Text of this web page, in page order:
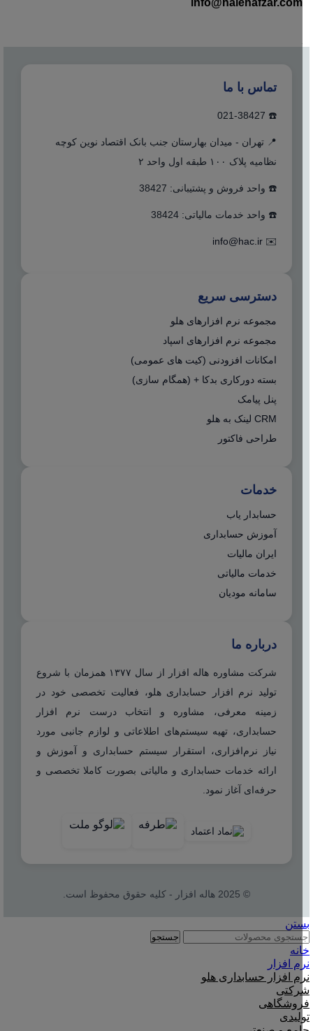
info@halehafzar.com
تماس با ما
☎️ 021-38427
📍 تهران - میدان بهارستان جنب بانک اقتصاد نوین کوچه
نظامیه پلاک ۱۰۰ طبقه اول واحد ۲
☎️ واحد فروش و پشتیبانی: 38427
☎️ واحد خدمات مالیاتی: 38424
✉️
info@hac.ir
دسترسی سریع
مجموعه نرم افزارهای هلو
مجموعه نرم افزارهای اسپاد
امکانات افزودنی (کیت های عمومی)
بسته دورکاری بدکا + (همگام سازی)
پنل پیامک
CRM لینک به هلو
طراحی فاکتور
خدمات
حسابدار یاب
آموزش حسابداری
ایران مالیات
خدمات مالیاتی
سامانه مودیان
درباره ما
شرکت مشاوره هاله افزار از سال ۱۳۷۷ همزمان با شروع
تولید نرم افزار حسابداری هلو، فعالیت تخصصی خود در
زمینه معرفی، مشاوره و انتخاب درست نرم افزار
حسابداری، تهیه سیستم‌های اطلاعاتی و لوازم جانبی مورد
نیاز نرم‌افزاری، استقرار سیستم حسابداری و آموزش و
ارائه خدمات حسابداری و مالیاتی بصورت کاملا تخصصی و
حرفه‌ای آغاز نمود.
© 2025 هاله افزار - کلیه حقوق محفوظ است.
بستن
جستجو
خانه
نرم افزار
نرم افزار حسابداری هلو
شرکتی
فروشگاهی
تولیدی